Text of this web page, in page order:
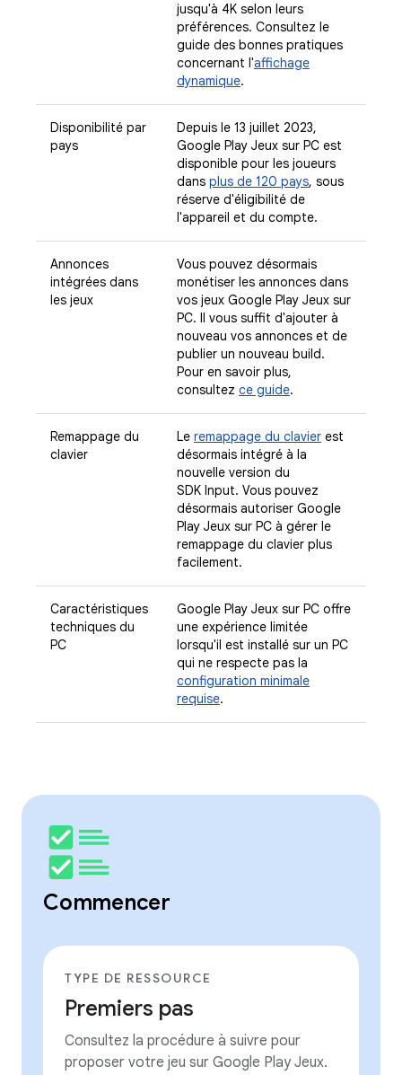
jusqu'à 4K selon leurs
préférences. Consultez le
guide des bonnes pratiques
concernant l'affichage
dynamique.
Disponibilité par
pays
Depuis le 13 juillet 2023,
Google Play Jeux sur PC est
disponible pour les joueurs
dans plus de 120 pays, sous
réserve d'éligibilité de
l'appareil et du compte.
Annonces
intégrées dans
les jeux
Vous pouvez désormais
monétiser les annonces dans
vos jeux Google Play Jeux sur
PC. Il vous suffit d'ajouter à
nouveau vos annonces et de
publier un nouveau build.
Pour en savoir plus,
consultez ce guide.
Remappage du
clavier
Le remappage du clavier est
désormais intégré à la
nouvelle version du
SDK Input. Vous pouvez
désormais autoriser Google
Play Jeux sur PC à gérer le
remappage du clavier plus
facilement.
Caractéristiques
techniques du
PC
Google Play Jeux sur PC offre
une expérience limitée
lorsqu'il est installé sur un PC
qui ne respecte pas la
configuration minimale
requise.
Commencer
TYPE DE RESSOURCE
Premiers pas
Consultez la procédure à suivre pour
proposer votre jeu sur Google Play Jeux.